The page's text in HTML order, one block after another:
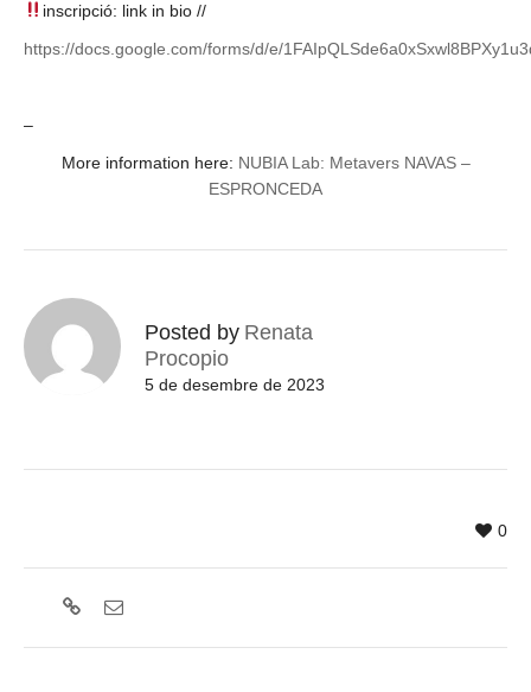
inscripció: link in bio //
https://docs.google.com/forms/d/e/
–
More information here: NUBIA Lab: Metavers NAVAS –
ESPRONCEDA
Posted by Renata
Procopio
5 de desembre de 2023
0